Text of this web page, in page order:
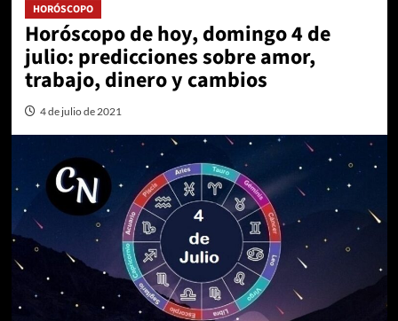
HORÓSCOPO
Horóscopo de hoy, domingo 4 de
julio: predicciones sobre amor,
trabajo, dinero y cambios
4 de julio de 2021